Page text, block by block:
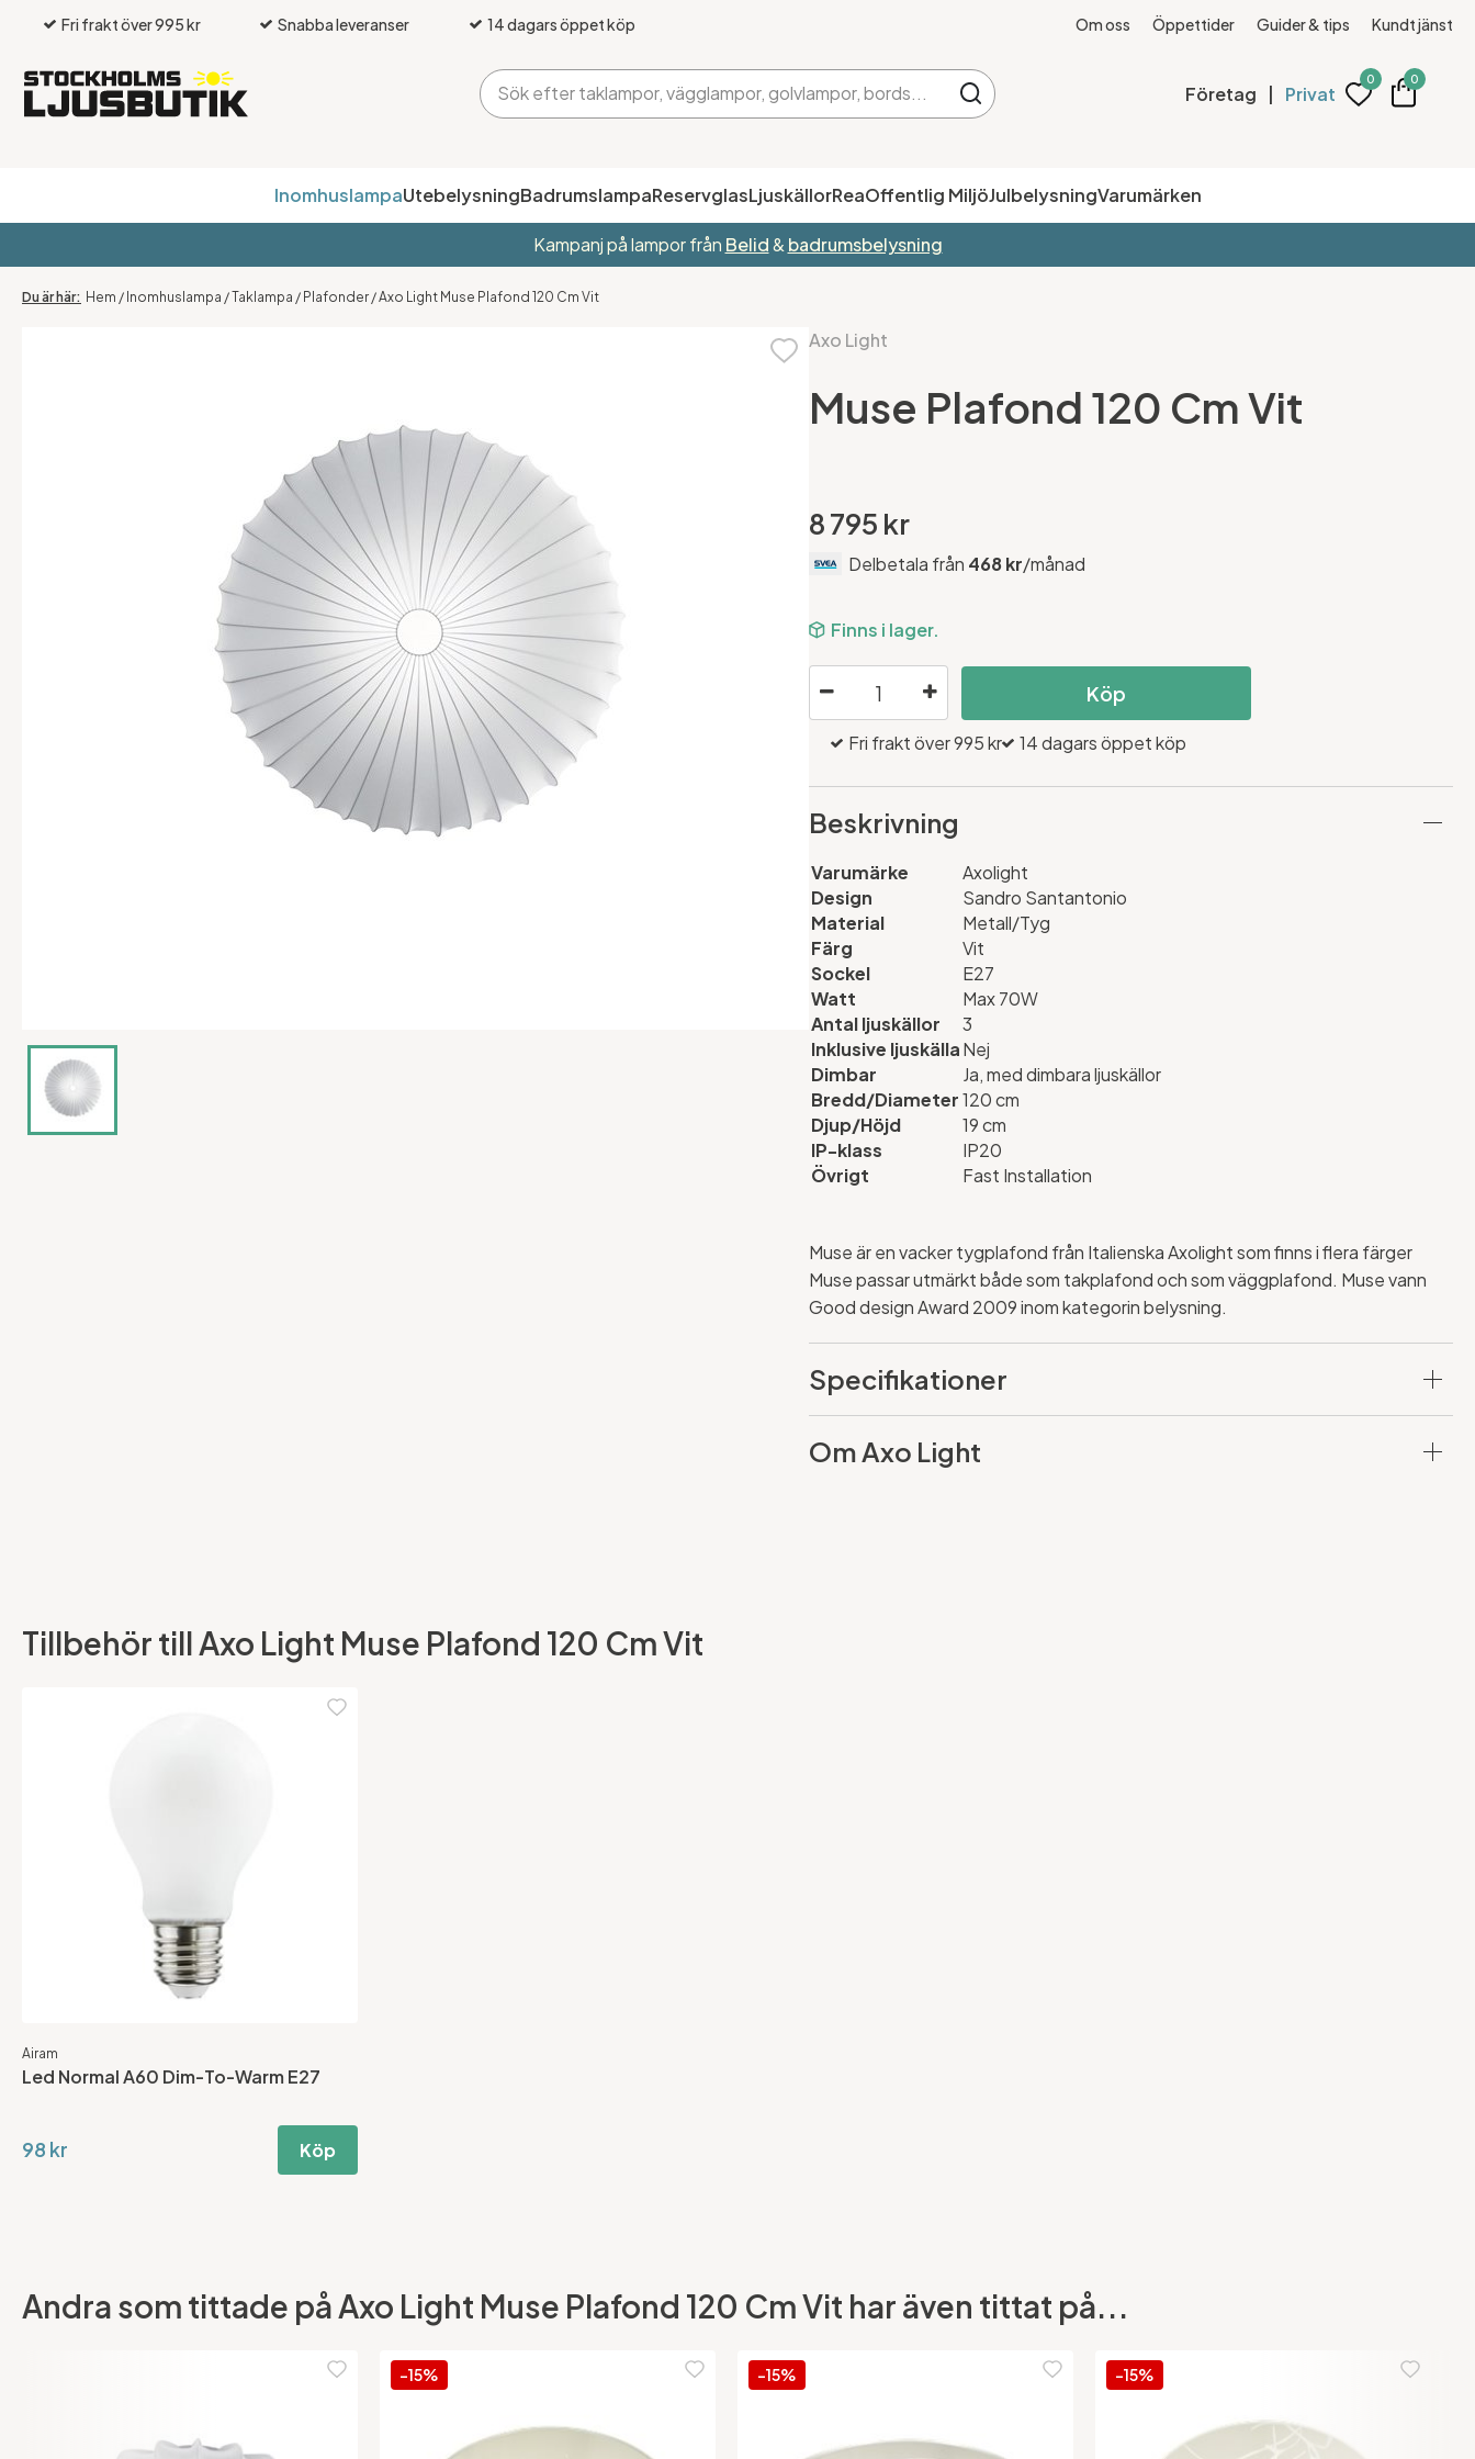
Fri frakt över 995 kr Snabba leveranser 14 dagars öppet köp Om oss Öppettider Guider & tips Kundtjänst
Företag | Privat
0 0
InomhuslampaUtebelysningBadrumslampaReservglasLjuskällorReaOffentlig MiljöJulbelysningVarumärken
Kampanj på lampor från Belid& badrumsbelysning
Hem / Inomhuslampa /Taklampa / Plafonder /Axo Light Muse Plafond 120 Cm Vit
Axo Light
Muse Plafond 120 Cm Vit
8 795 kr
Delbetala från 468 kr/månad
Finns i lager.
Köp
Fri frakt över 995 kr 14 dagars öppet köp
Beskrivning
Varumärke
Axolight
Design
Sandro Santantonio
Material
Metall/Tyg
Färg
Vit
Sockel
E27
Watt
Max 70W
Antal ljuskällor
3
Inklusive ljuskällaNej
Dimbar
Ja, med dimbara ljuskällor
Bredd/Diameter120 cm
Djup/Höjd
19 cm
IP-klass
IP20
Övrigt
Fast Installation
Muse är en vacker tygplafond från Italienska Axolight som finns i flera färger
Muse passar utmärkt både som takplafond och som väggplafond. Muse vann
Good design Award 2009 inom kategorin belysning.
Specifikationer
Om Axo Light
Tillbehör till Axo Light Muse Plafond 120 Cm Vit
Airam
Led Normal A60 Dim-To-Warm E27
98 kr Köp
Andra som tittade på Axo Light Muse Plafond 120 Cm Vit har även tittat på...
-15% -15% -15%